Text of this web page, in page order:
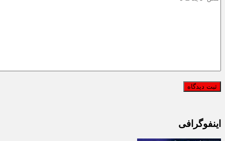
اینفوگرافی